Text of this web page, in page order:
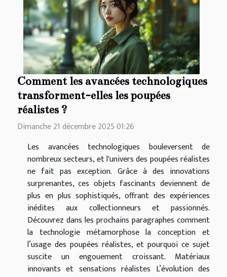
Comment les avancées technologiques
transforment-elles les poupées
réalistes ?
Dimanche 21 décembre 2025 01:26
Les avancées technologiques bouleversent de
nombreux secteurs, et l'univers des poupées réalistes
ne fait pas exception. Grâce à des innovations
surprenantes, ces objets fascinants deviennent de
plus en plus sophistiqués, offrant des expériences
inédites aux collectionneurs et passionnés.
Découvrez dans les prochains paragraphes comment
la technologie métamorphose la conception et
l’usage des poupées réalistes, et pourquoi ce sujet
suscite un engouement croissant. Matériaux
innovants et sensations réalistes L’évolution des